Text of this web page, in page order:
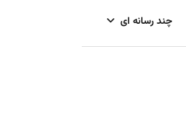
چند رسانه ای